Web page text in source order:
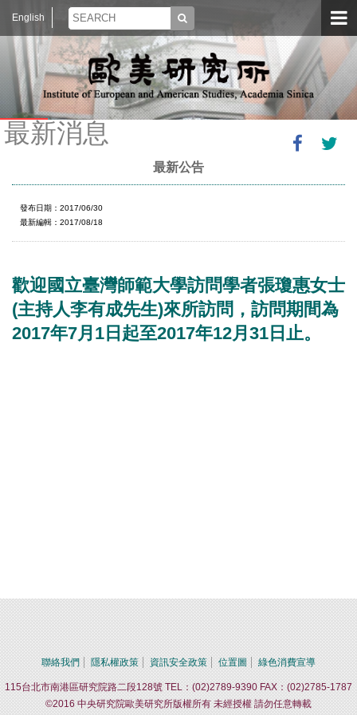
English
最新消息
最新公告
發布日期：2017/06/30
最新編輯：2017/08/18
歡迎國立臺灣師範大學訪問學者張瓊惠女士
(主持人李有成先生)來所訪問，訪問期間為
2017年7月1日起至2017年12月31日止。
聯絡我們 隱私權政策 資訊安全政策 位置圖 綠色消費宣導
115台北市南港區研究院路二段128號 TEL：(02)2789-9390 FAX：(02)2785-1787
©2016 中央研究院歐美研究所版權所有 未經授權 請勿任意轉載